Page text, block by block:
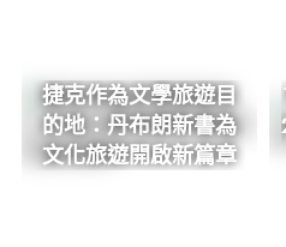
捷克作為文學旅遊目
的地：丹布朗新書為
文化旅遊開啟新篇章